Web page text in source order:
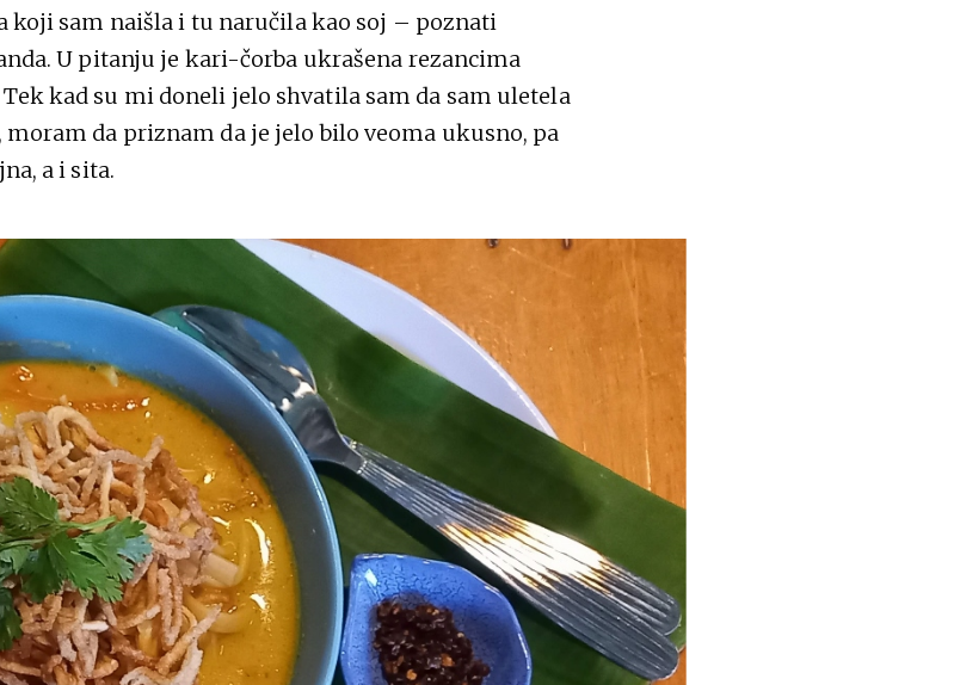
koji sam naišla i tu naručila kao soj – poznati
U pitanju je kari-čorba ukrašena rezancima
kad su mi doneli jelo shvatila sam da sam uletela
da priznam da je jelo bilo veoma ukusno, pa
a i sita.